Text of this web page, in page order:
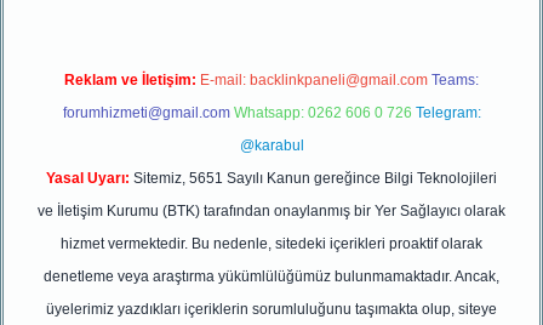
Reklam ve İletişim: E-mail: backlinkpaneli@gmail.com Teams:
forumhizmeti@gmail.com Whatsapp: 0262 606 0 726 Telegram:
@karabul
Yasal Uyarı: Sitemiz, 5651 Sayılı Kanun gereğince Bilgi Teknolojileri
ve İletişim Kurumu (BTK) tarafından onaylanmış bir Yer Sağlayıcı olarak
hizmet vermektedir. Bu nedenle, sitedeki içerikleri proaktif olarak
denetleme veya araştırma yükümlülüğümüz bulunmamaktadır. Ancak,
üyelerimiz yazdıkları içeriklerin sorumluluğunu taşımakta olup, siteye